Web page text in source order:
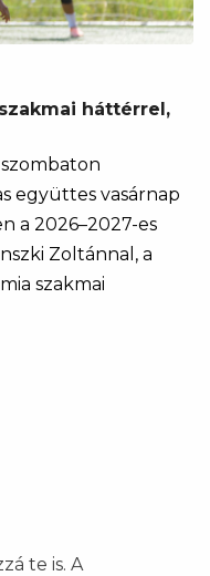
háttérrel,
szombaton
együttes vasárnap
a 2026–2027-es
Zoltánnal, a
szakmai
te is. A